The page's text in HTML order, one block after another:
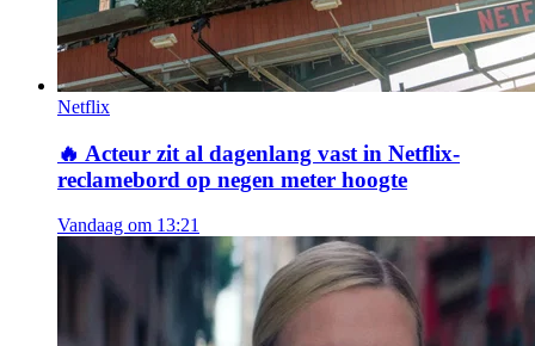
Netflix
🔥 Acteur zit al dagenlang vast in Netflix-
reclamebord op negen meter hoogte
Vandaag om 13:21